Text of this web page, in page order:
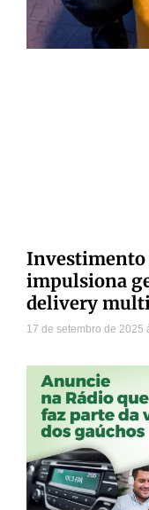
Investimento
impulsiona
delivery
17 de setembro de 2025